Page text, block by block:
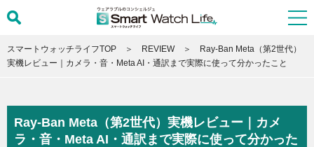
スマートウォッチライフTOP REVIEW
Ray-Ban Meta（第2世代）
実機レビュー｜カメラ・音・Meta AI・通訳まで実際に使って分かったこと
Ray-Ban Meta（第2世代）実機レビュー｜カメ
ラ・音・Meta AI・通訳まで実際に使って分かった